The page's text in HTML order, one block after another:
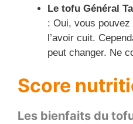
Le tofu Général
: Oui, vous
l’avoir cuit.
peut changer. Ne
Score
Les bienfaits du